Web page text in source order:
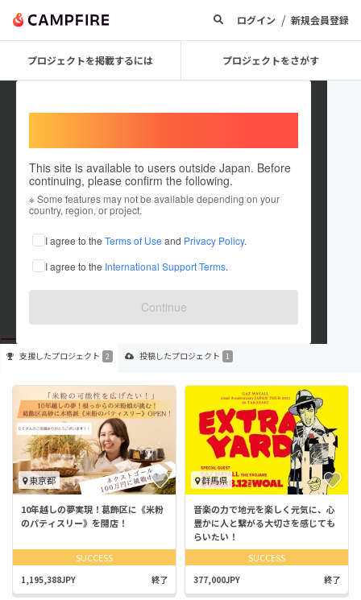
ログイン / 新規会員登録
プロジェクトを掲載するには プロジェクトをさがす
This site is available to users outside Japan. Before
continuing, please confirm the following.
※ Some features may not be available depending on your
country, region, or project.
I agree to the Terms of Use and Privacy Policy.
I agree to the International Support Terms.
Continue
HARAPECOWAGON
これまでに2回支援して1件のプロジェクトを投稿しています
在住国：日本 現在地：群馬県
出身国：日本 出身地：群馬県
支援したプロジェクト 2 投稿したプロジェクト 1
東京都
10年越しの夢実現！葛飾区に《米粉
のパティスリー》を開店！
SUCCESS
1,195,388JPY 終了
群馬県
音楽の力で地元を楽しく元気に、心
豊かに人と繋がる大切さを感じても
らいたい！
SUCCESS
377,000JPY 終了